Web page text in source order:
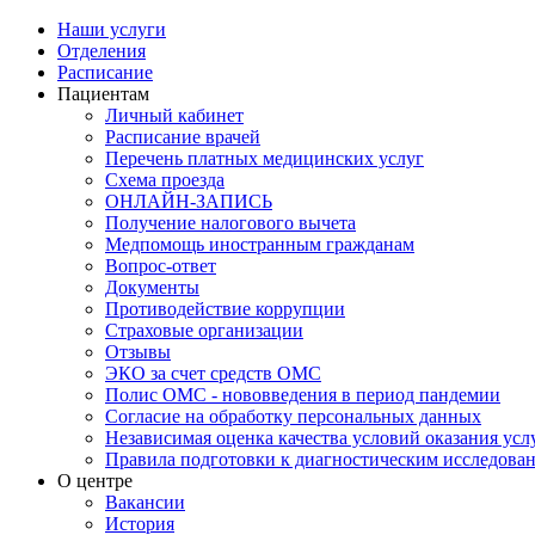
Наши услуги
Отделения
Расписание
Пациентам
Личный кабинет
Расписание врачей
Перечень платных медицинских услуг
Схема проезда
ОНЛАЙН-ЗАПИСЬ
Получение налогового вычета
Медпомощь иностранным гражданам
Вопрос-ответ
Документы
Противодействие коррупции
Страховые организации
Отзывы
ЭКО за счет средств ОМС
Полис ОМС - нововведения в период пандемии
Согласие на обработку персональных данных
Независимая оценка качества условий оказания
Правила подготовки к диагностическим
О центре
Вакансии
История